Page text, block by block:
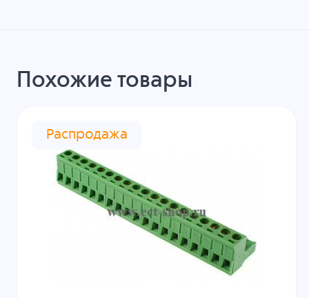
Похожие товары
Распродажа